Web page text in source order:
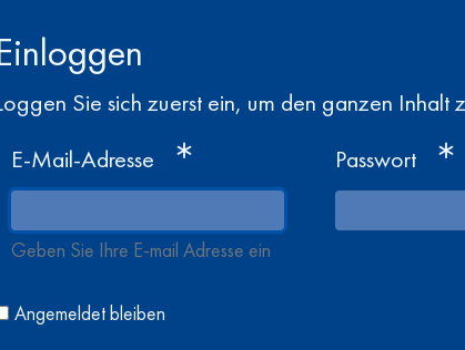
Sie sich zuerst ein, um den ganzen Inhalt
E-Mail-Adresse
Geben Sie Ihre E-mail Adresse ein
Passwort
Angemeldet bleiben